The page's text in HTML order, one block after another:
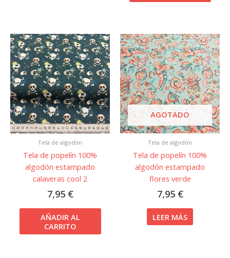
Tela de algodón
Tela de popelín 100%
algodón estampado
calaveras cool 2
7,95 €
AÑADIR AL
CARRITO
AGOTADO
Tela de algodón
Tela de popelín 100%
algodón estampado
flores verde
7,95 €
LEER MÁS